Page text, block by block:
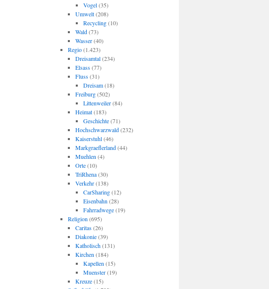
Vogel(35)
Umwelt(208)
Recycling(10)
Wald(73)
Wasser(40)
Regio(1.423)
Dreisamtal(234)
Elsass(77)
Fluss(31)
Dreisam(18)
Freiburg(502)
Littenweiler(84)
Heimat(183)
Geschichte(71)
Hochschwarzwald(232)
Kaiserstuhl(46)
Markgraeflerland(44)
Muehlen (4)
Orte(10)
TriRhena(30)
Verkehr(138)
CarSharing(12)
Eisenbahn (28)
Fahrradwege(19)
Religion (695)
Caritas(26)
Diakonie(39)
Katholisch(131)
Kirchen (184)
Kapellen (15)
Muenster(19)
Kreuze(15)